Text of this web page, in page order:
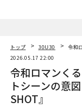
トップ 30U30
令和
2026.05.17 22:00
令和ロマンく
トシーンの意
SHOT』